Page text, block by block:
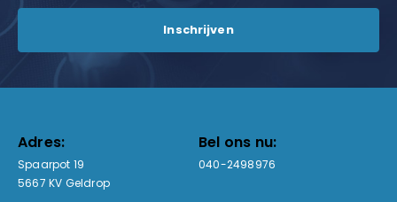
Adres:
Spaarpot 19
5667 KV Geldrop
Bel ons nu:
040-2498976